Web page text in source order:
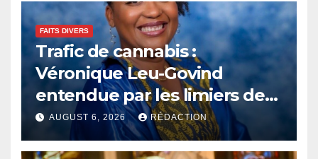
FAITS DIVERS
Trafic de cannabis :
Véronique Leu-Govind
entendue par les limiers de
l’ADSU
AUGUST 6, 2026 RÉDACTION